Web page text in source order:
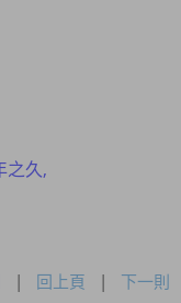
之久,
| 回上頁 | 下一則